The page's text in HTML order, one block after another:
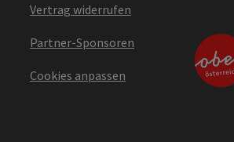
Vertrag widerrufen
Partner-Sponsoren
Cookies anpassen